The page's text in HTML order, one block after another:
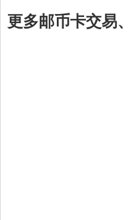
更多邮币卡交易